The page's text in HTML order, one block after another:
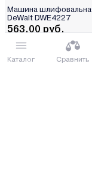
Каталог Сравнить
Машина
DeWalt DWE4227
563.00 руб.
от 14 руб. руб./мес.